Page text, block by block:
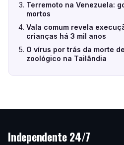
Terremoto na Venezuela:
mortos
Vala comum revela
crianças há 3 mil anos
O vírus por trás da morte
zoológico na Tailândia
Independente 24/7